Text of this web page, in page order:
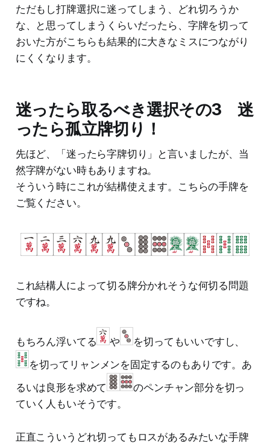
ただもし打牌選択に迷ってしまう、どれ切ろうか
な、と思ってしまうくらいだったら、字牌を切って
おいた方がこちらも結果的に大きなミスにつながり
にくくなります。
迷ったら取るべき選択その3 迷
ったら孤立牌切り！
先ほど、「迷ったら字牌切り」と言いましたが、当
然字牌がない時もありますね。
そういう時にこれが結構使えます。こちらの手牌を
ご覧ください。
これ結構人によって切る牌分かれそうな何切る問題
ですね。
もちろん浮いてる や
を切ってもいいですし、
を切ってリャンメンを固定するのもありです。あ
るいは良形を求めて
のペンチャン部分を切っ
ていく人もいそうです。
正直こういうどれ切ってもロスがあるみたいな手牌